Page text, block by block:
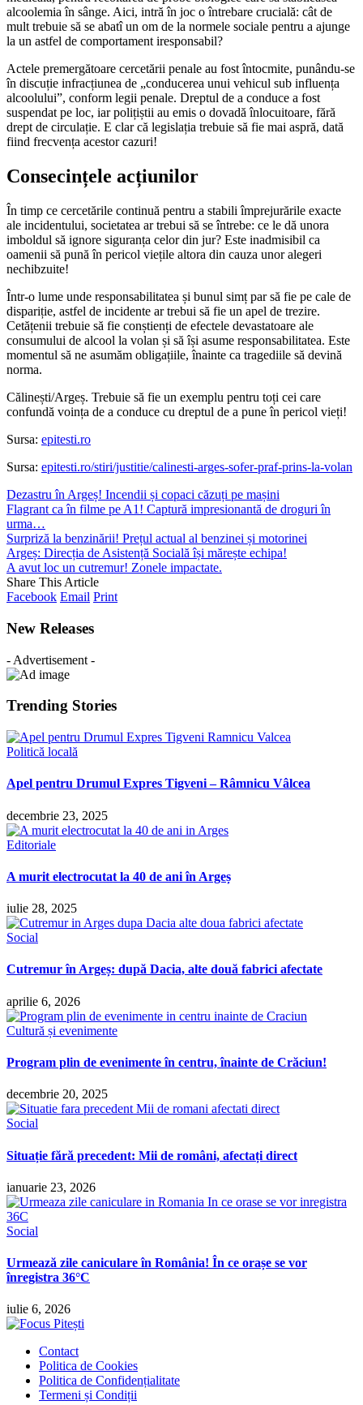
alcoolemia în sânge. Aici, intră în joc o întrebare crucială: cât de
mult trebuie să se abatî un om de la normele sociale pentru a ajunge
la un astfel de comportament iresponsabil?
Actele premergătoare cercetării penale au fost întocmite, punându-se
în discuție infracțiunea de „conducerea unui vehicul sub influența
alcoolului”, conform legii penale. Dreptul de a conduce a fost
suspendat pe loc, iar polițiștii au emis o dovadă înlocuitoare, fără
drept de circulație. E clar că legislația trebuie să fie mai aspră, dată
fiind frecvența acestor cazuri!
Consecințele acțiunilor
În timp ce cercetările continuă pentru a stabili împrejurările exacte
ale incidentului, societatea ar trebui să se întrebe: ce le dă unora
imboldul să ignore siguranța celor din jur? Este inadmisibil ca
oamenii să pună în pericol viețile altora din cauza unor alegeri
nechibzuite!
Într-o lume unde responsabilitatea și bunul simț par să fie pe cale de
dispariție, astfel de incidente ar trebui să fie un apel de trezire.
Cetățenii trebuie să fie conștienți de efectele devastatoare ale
consumului de alcool la volan și să își asume responsabilitatea. Este
momentul să ne asumăm obligațiile, înainte ca tragediile să devină
norma.
Călinești/Argeș. Trebuie să fie un exemplu pentru toți cei care
confundă voința de a conduce cu dreptul de a pune în pericol vieți!
Sursa: epitesti.ro
Sursa: epitesti.ro/stiri/justitie/calinesti-arges-sofer-praf-prins-la-volan
Dezastru în Argeș! Incendii și copaci căzuți pe mașini
Flagrant ca în filme pe A1! Captură impresionantă de droguri în
urma…
Surpriză la benzinării! Prețul actual al benzinei și motorinei
Argeș: Direcția de Asistență Socială își mărește echipa!
A avut loc un cutremur! Zonele impactate.
Share This Article
Facebook Email Print
New Releases
- Advertisement -
Trending Stories
Politică locală
Apel pentru Drumul Expres Tigveni – Râmnicu Vâlcea
decembrie 23, 2025
Editoriale
A murit electrocutat la 40 de ani în Argeș
iulie 28, 2025
Social
Cutremur în Argeș: după Dacia, alte două fabrici afectate
aprilie 6, 2026
Cultură și evenimente
Program plin de evenimente în centru, înainte de Crăciun!
decembrie 20, 2025
Social
Situație fără precedent: Mii de români, afectați direct
ianuarie 23, 2026
Social
Urmează zile caniculare în România! În ce orașe se vor
înregistra 36°C
iulie 6, 2026
Contact
Politica de Cookies
Politica de Confidențialitate
Termeni și Condiții